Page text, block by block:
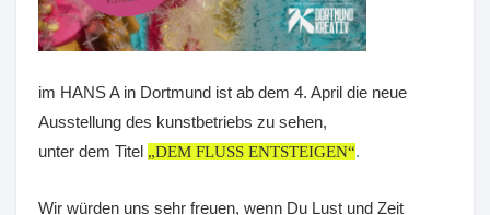
im HANS A in Dortmund ist ab dem 4. April die neue
Ausstellung des kunstbetriebs zu sehen,
unter dem Titel „DEM FLUSS ENTSTEIGEN“.
Wir würden uns sehr freuen, wenn Du Lust und Zeit